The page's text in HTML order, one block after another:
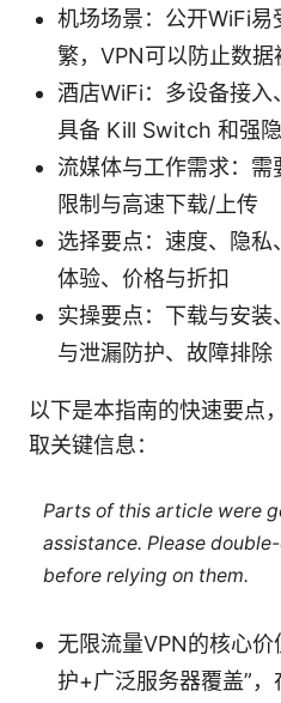
机场场景：公开WiFi
繁，VPN可以防止数据
酒店WiFi：多设备接
具备 Kill Switch 和强
流媒体与工作需求：
限制与高速下载/上传
选择要点：速度、隐
体验、价格与折扣
实操要点：下载与安
与泄漏防护、故障排除
以下是本指南的快速要点
取关键信息：
Parts of this article were
assistance. Please
before relying on them.
无限流量VPN的核心
护+广泛服务器覆盖”